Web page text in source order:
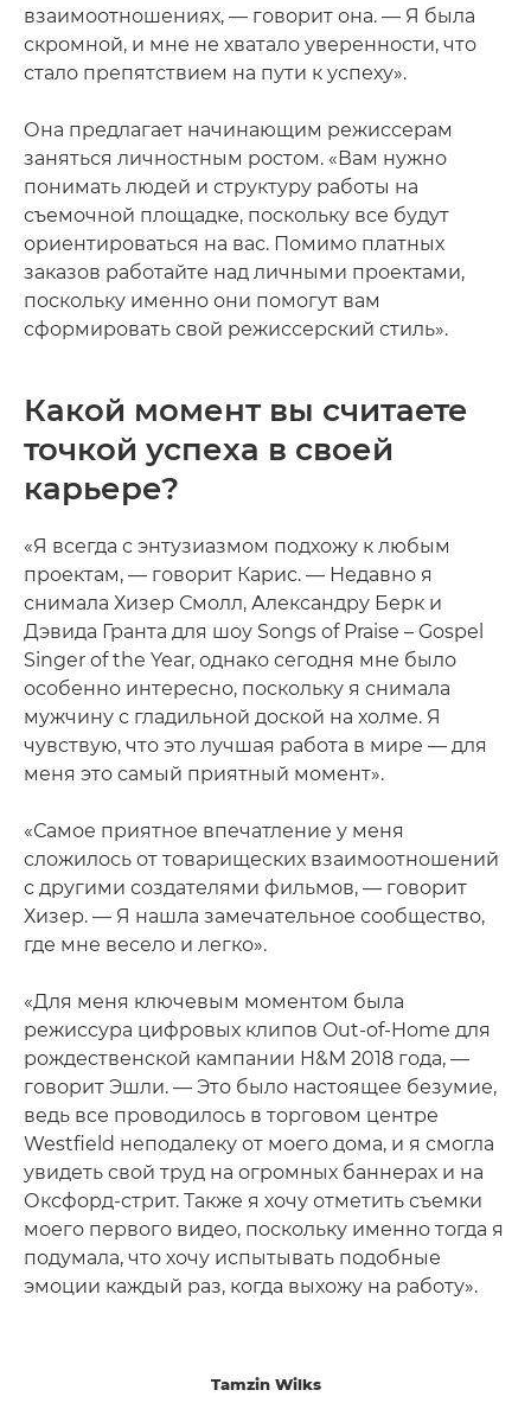
взаимоотношениях, — говорит она. — Я была
скромной, и мне не хватало уверенности, что
стало препятствием на пути к успеху».
Она предлагает начинающим режиссерам
заняться личностным ростом. «Вам нужно
понимать людей и структуру работы на
съемочной площадке, поскольку все будут
ориентироваться на вас. Помимо платных
заказов работайте над личными проектами,
поскольку именно они помогут вам
сформировать свой режиссерский стиль».
Какой момент вы считаете
точкой успеха в своей
карьере?
«Я всегда с энтузиазмом подхожу к любым
проектам, — говорит Карис. — Недавно я
снимала Хизер Смолл, Александру Берк и
Дэвида Гранта для шоу Songs of Praise – Gospel
Singer of the Year, однако сегодня мне было
особенно интересно, поскольку я снимала
мужчину с гладильной доской на холме. Я
чувствую, что это лучшая работа в мире — для
меня это самый приятный момент».
«Самое приятное впечатление у меня
сложилось от товарищеских взаимоотношений
с другими создателями фильмов, — говорит
Хизер. — Я нашла замечательное сообщество,
где мне весело и легко».
«Для меня ключевым моментом была
режиссура цифровых клипов Out-of-Home для
рождественской кампании H&M 2018 года, —
говорит Эшли. — Это было настоящее безумие,
ведь все проводилось в торговом центре
Westfield неподалеку от моего дома, и я смогла
увидеть свой труд на огромных баннерах и на
Оксфорд-стрит. Также я хочу отметить съемки
моего первого видео, поскольку именно тогда я
подумала, что хочу испытывать подобные
эмоции каждый раз, когда выхожу на работу».
Tamzin Wilks